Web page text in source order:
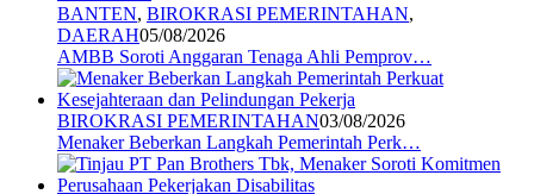
BANTEN, BIROKRASI PEMERINTAHAN,
DAERAH05/08/2026
AMBB Soroti Anggaran Tenaga Ahli Pemprov…
BIROKRASI PEMERINTAHAN03/08/2026
Menaker Beberkan Langkah Pemerintah Perk…